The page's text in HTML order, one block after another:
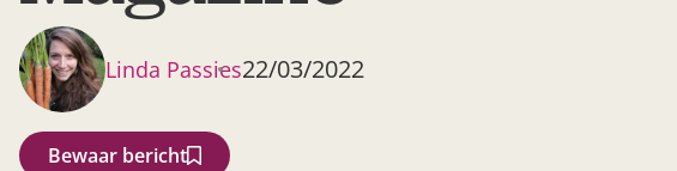
Linda Passies22/03/2022
Bewaar bericht